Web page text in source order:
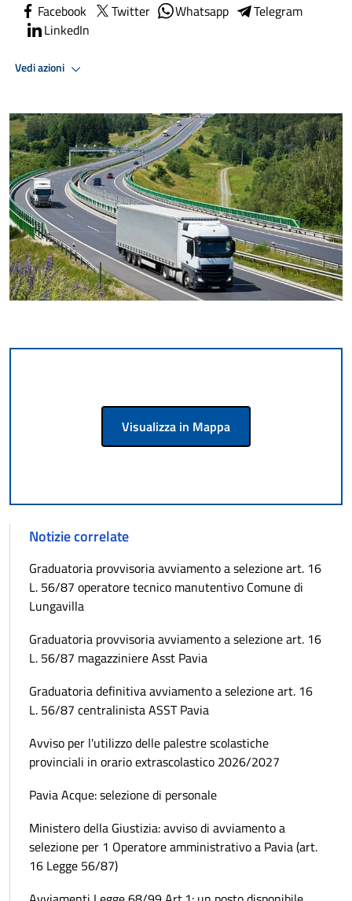
Facebook Twitter Whatsapp
Telegram
LinkedIn
Vedi azioni
Visualizza in Mappa
Notizie correlate
Graduatoria provvisoria avviamento a selezione art. 16
L. 56/87 operatore tecnico manutentivo Comune di
Lungavilla
Graduatoria provvisoria avviamento a selezione art. 16
L. 56/87 magazziniere Asst Pavia
Graduatoria definitiva avviamento a selezione art. 16
L. 56/87 centralinista ASST Pavia
Avviso per l'utilizzo delle palestre scolastiche
provinciali in orario extrascolastico 2026/2027
Pavia Acque: selezione di personale
Ministero della Giustizia: avviso di avviamento a
selezione per 1 Operatore amministrativo a Pavia (art.
16 Legge 56/87)